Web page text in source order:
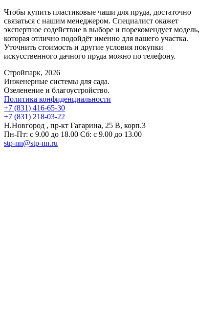
Чтобы купить пластиковые чаши для пруда, достаточно
связаться с нашим менеджером. Специалист окажет
экспертное содействие в выборе и порекомендует модель,
которая отлично подойдёт именно для вашего участка.
Уточнить стоимость и другие условия покупки
искусственного дачного пруда можно по телефону.
Стройпарк, 2026
Инженерные системы для сада.
Озеленение и благоустройство.
Политика конфиденциальности
+7 (831) 416-65-30
+7 (831) 218-03-22
Н.Новгород , пр-кт Гагарина, 25 В, корп.3
Пн-Пт: с 9.00 до 18.00 Сб: с 9.00 до 13.00
stp-nn@stp-nn.ru